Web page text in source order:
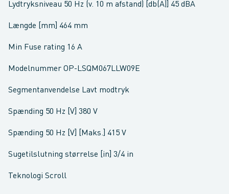
Lydtryksniveau 50 Hz (v. 10 m afstand) [db(A)] 45 dBA
Længde [mm] 464 mm
Min Fuse rating 16 A
Modelnummer OP-LSQM067LLW09E
Segmentanvendelse Lavt modtryk
Spænding 50 Hz [V] 380 V
Spænding 50 Hz [V] [Maks.] 415 V
Sugetilslutning størrelse [in] 3/4 in
Teknologi Scroll